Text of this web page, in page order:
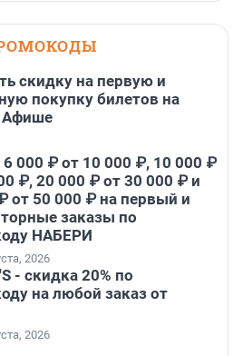
скидку на первую и
покупку билетов на
Афише
000 ₽ от 10 000 ₽, 10 000 ₽
₽, 20 000 ₽ от 30 000 ₽ и
от 50 000 ₽ на первый и
заказы по
НАБЕРИ
2026
- скидка 20% по
на любой заказ от
2026